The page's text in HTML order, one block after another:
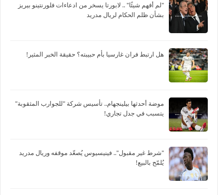
"لم أفهم شيئًا" .. لابورتا يسخر من ادعاءات فلورنتينو بيريز
بشأن ظلم الحكام لريال مدريد
هل ارتبط فران غارسيا بأم حبيبته؟ حقيقة الخبر المثير!
موضة أحدثها بيلينجهام.. تأسيس شركة "للجوارب المثقوبة"
يتسبب في جدل تجاري!
"شرط غير مقبول".. فينيسيوس يُصعّد موقفه وريال مدريد
يُلمّح بالبيع!